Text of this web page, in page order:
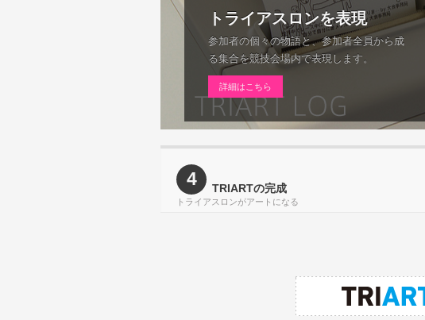
4 TRIARTの完成
トライアスロンがアートになる
トライアスロンを表現
参加者の個々の物語と、参加者全員から成
る集合を競技会場内で表現します。
詳細はこちら